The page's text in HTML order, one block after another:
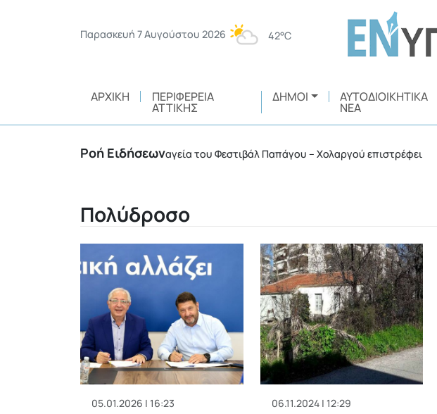
Παρασκευή 7 Αυγούστου 2026 42°C
ΑΡΧΙΚΉ ΠΕΡΙΦΈΡΕΙΑ
ΑΤΤΙΚΉΣ
ΔΉΜΟΙ ΑΥΤΟΔΙΟΙΚΗΤΙΚΆ
ΝΈΑ
Ροή Ειδήσεων
Η μαγεία του Φεστιβάλ Παπάγου – Χολαργού επιστρέφει •
Πολύδροσο
05.01.2026 | 16:23 06.11.2024 | 12:29